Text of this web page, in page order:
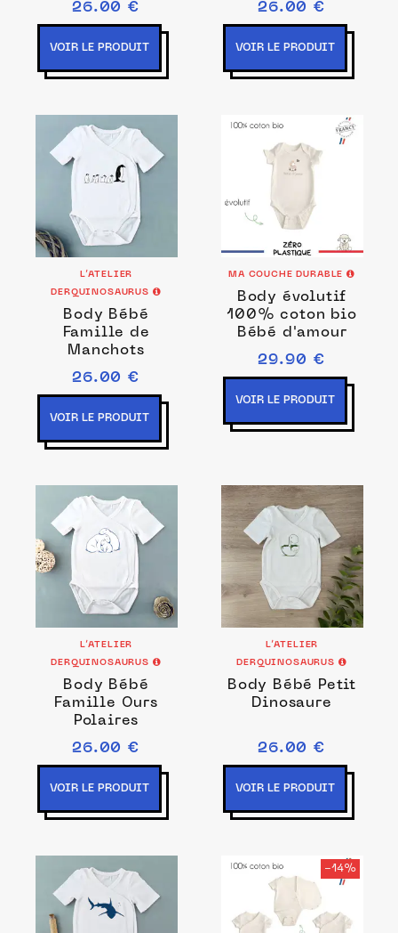
26.00 €
VOIR LE PRODUIT
26.00 €
VOIR LE PRODUIT
L’ATELIER
DERQUINOSAURUS
Body Bébé
Famille de
Manchots
26.00 €
VOIR LE PRODUIT
MA COUCHE DURABLE
Body évolutif
100% coton bio
Bébé d'amour
29.90 €
VOIR LE PRODUIT
L’ATELIER
DERQUINOSAURUS
Body Bébé
Famille Ours
Polaires
26.00 €
VOIR LE PRODUIT
L’ATELIER
DERQUINOSAURUS
Body Bébé Petit
Dinosaure
26.00 €
VOIR LE PRODUIT
-14%